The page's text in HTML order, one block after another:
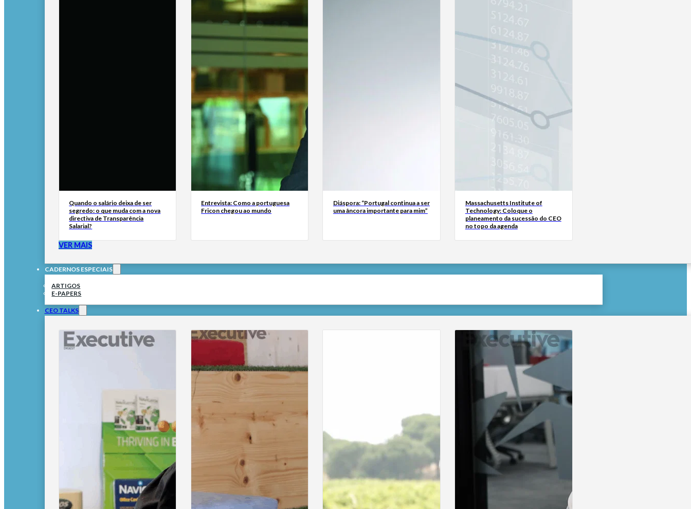
Quando o salário deixa de ser
segredo: o que muda com a nova
directiva de Transparência
Salarial?
Entrevista: Como a portuguesa
Fricon chegou ao mundo
Diáspora: “Portugal continua a ser
uma âncora importante para mim”
Massachusetts Institute of
Technology: Coloque o
planeamento da sucessão do CEO
no topo da agenda
VER MAIS
CADERNOS ESPECIAIS
ARTIGOS
E-PAPERS
CEO TALKS